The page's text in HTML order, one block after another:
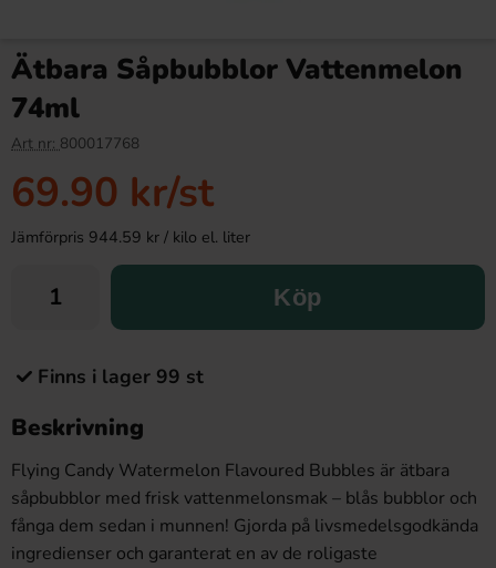
Ätbara Såpbubblor Vattenmelon
74ml
Art nr: 800017768
69.90 kr/st
Jämförpris 944.59 kr / kilo el. liter
Köp
Finns i lager 99 st
Beskrivning
Flying Candy Watermelon Flavoured Bubbles är ätbara
såpbubblor med frisk vattenmelonsmak – blås bubblor och
fånga dem sedan i munnen! Gjorda på livsmedelsgodkända
ingredienser och garanterat en av de roligaste